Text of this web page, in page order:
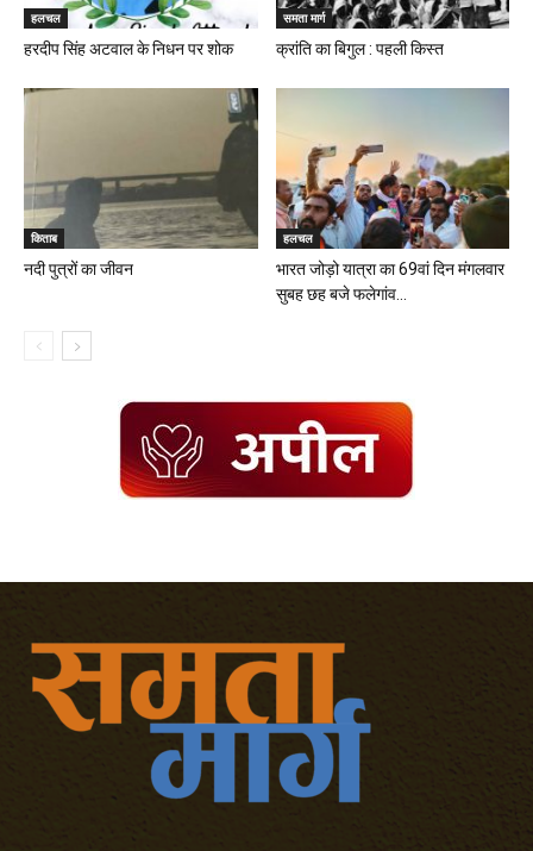
हलचल
हरदीप सिंह अटवाल के निधन पर शोक
समता मार्ग
क्रांति का बिगुल : पहली किस्त
किताब
नदी पुत्रों का जीवन
हलचल
भारत जोड़ो यात्रा का 69वां दिन मंगलवार
सुबह छह बजे फलेगांव...